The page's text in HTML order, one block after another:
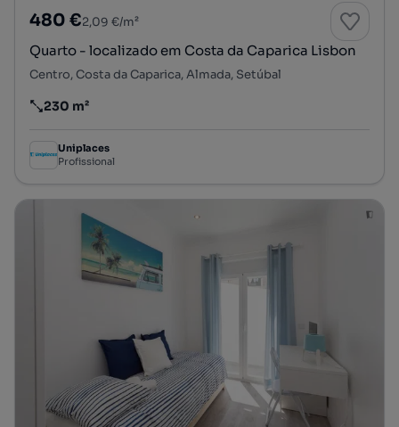
480 €2,09 €/m²
Quarto - localizado em Costa da Caparica Lisbon
Centro, Costa da Caparica, Almada, Setúbal
Preço por metro quadrado
230 m²
Uniplaces
Profissional